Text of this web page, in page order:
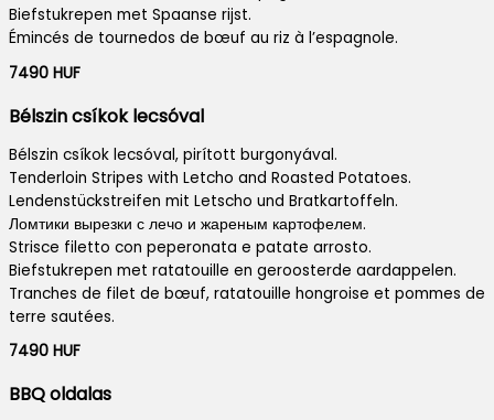
Biefstukrepen met Spaanse rijst.
Émincés de tournedos de bœuf au riz à l’espagnole.
7490 HUF
Bélszin csíkok lecsóval
Bélszin csíkok lecsóval, pirított burgonyával.
Tenderloin Stripes with Letcho and Roasted Potatoes.
Lendenstückstreifen mit Letscho und Bratkartoffeln.
Ломтики вырезки с лечо и жареным картофелем.
Strisce filetto con peperonata e patate arrosto.
Biefstukrepen met ratatouille en geroosterde aardappelen.
Tranches de filet de bœuf, ratatouille hongroise et pommes de
terre sautées.
7490 HUF
BBQ oldalas